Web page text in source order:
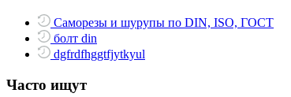
Саморезы и шурупы по DIN, ISO, ГОСТ
болт din
dgfrdfhggtfjytkyul
Часто ищут